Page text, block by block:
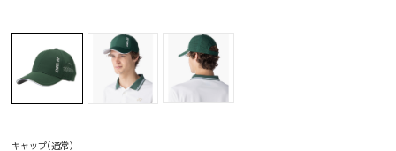
キャップ(通常)